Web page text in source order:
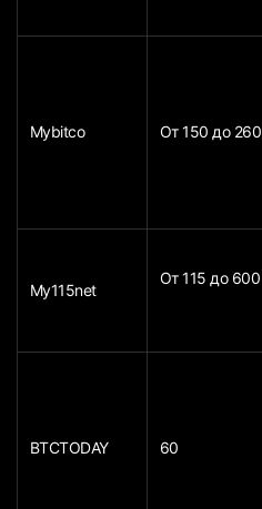
Mybitco От 150 до 260
My115net
От 115 до 600
BTCTODAY 60